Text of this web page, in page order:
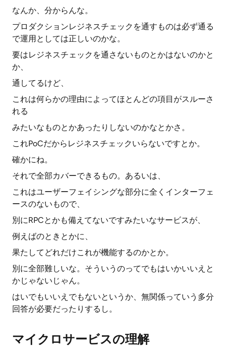
なんか、分からんな。
プロダクションレジネスチェックを通すものは必ず通る
で運用としては正しいのかな。
要はレジネスチェックを通さないものとかはないのかと
か、
通してるけど、
これは何らかの理由によってほとんどの項目がスルーさ
れる
みたいなものとかあったりしないのかなとかさ。
これPoCだからレジネスチェックいらないですとか。
確かにね。
それで全部カバーできるもの。あるいは、
これはユーザーフェイシングな部分に全くインターフェ
ースのないもので、
別にRPCとかも備えてないですみたいなサービスが、
例えばのときとかに、
果たしてどれだけこれが機能するのかとか。
別に全部難しいな。そういうのってでもはいかいいえと
かじゃないじゃん。
はいでもいいえでもないというか、無関係っていう多分
回答が必要だったりするし。
マイクロサービスの理解